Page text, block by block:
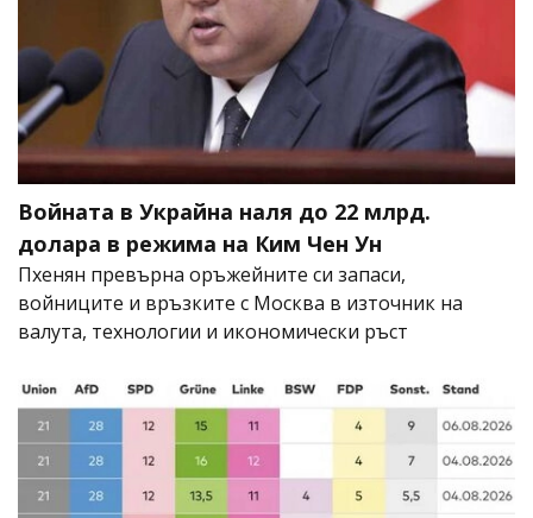
Войната в Украйна наля до 22 млрд.
долара в режима на Ким Чен Ун
Пхенян превърна оръжейните си запаси,
войниците и връзките с Москва в източник на
валута, технологии и икономически ръст